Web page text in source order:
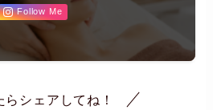
Follow Me
らシェアしてね！